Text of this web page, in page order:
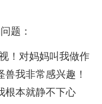
题：
对妈妈叫我做作
我非常感兴趣！
根本就静不下心